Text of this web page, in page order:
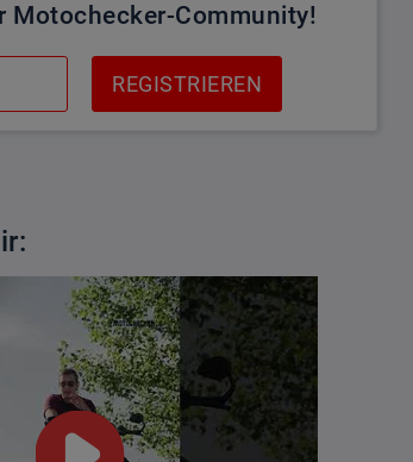
Motochecker-Community!
REGISTRIEREN